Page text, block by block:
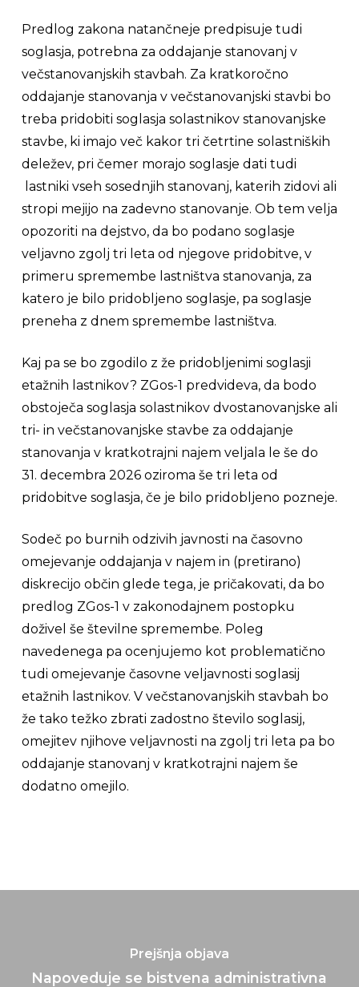
Predlog zakona natančneje predpisuje tudi
soglasja, potrebna za oddajanje stanovanj v
večstanovanjskih stavbah. Za kratkoročno
oddajanje stanovanja v večstanovanjski stavbi bo
treba pridobiti soglasja solastnikov stanovanjske
stavbe, ki imajo več kakor tri četrtine solastniških
deležev, pri čemer morajo soglasje dati tudi
lastniki vseh sosednjih stanovanj, katerih zidovi ali
stropi mejijo na zadevno stanovanje. Ob tem velja
opozoriti na dejstvo, da bo podano soglasje
veljavno zgolj tri leta od njegove pridobitve, v
primeru spremembe lastništva stanovanja, za
katero je bilo pridobljeno soglasje, pa soglasje
preneha z dnem spremembe lastništva.
Kaj pa se bo zgodilo z že pridobljenimi soglasji
etažnih lastnikov? ZGos-1 predvideva, da bodo
obstoječa soglasja solastnikov dvostanovanjske ali
tri- in večstanovanjske stavbe za oddajanje
stanovanja v kratkotrajni najem veljala le še do
31. decembra 2026 oziroma še tri leta od
pridobitve soglasja, če je bilo pridobljeno pozneje.
Sodeč po burnih odzivih javnosti na časovno
omejevanje oddajanja v najem in (pretirano)
diskrecijo občin glede tega, je pričakovati, da bo
predlog ZGos-1 v zakonodajnem postopku
doživel še številne spremembe. Poleg
navedenega pa ocenjujemo kot problematično
tudi omejevanje časovne veljavnosti soglasij
etažnih lastnikov. V večstanovanjskih stavbah bo
že tako težko zbrati zadostno število soglasij,
omejitev njihove veljavnosti na zgolj tri leta pa bo
oddajanje stanovanj v kratkotrajni najem še
dodatno omejilo.
Prejšnja objava
Napoveduje se bistvena administrativna